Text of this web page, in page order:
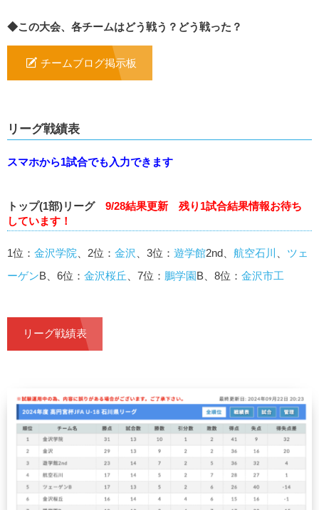
◆この大会、各チームはどう戦う？どう戦った？
チームブログ掲示板
リーグ戦績表
スマホから1試合でも入力できます
トップ(1部)リーグ 9/28結果更新 残り1試合結果情報お待ち
しています！
1位： 金沢学院 、2位： 金沢 、3位： 遊学館2nd、 航空石川
ツェ
ーゲンB、6位： 金沢桜丘 、7位： 鵬学園B、8位： 金沢市工
リーグ戦績表